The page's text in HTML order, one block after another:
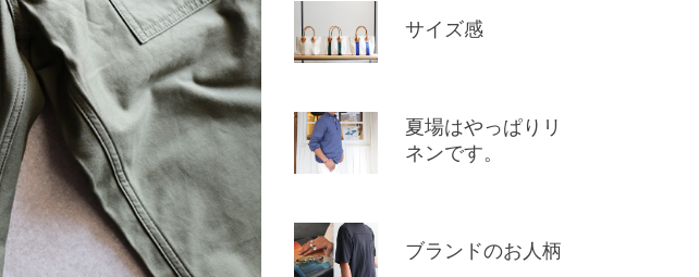
サイズ感
夏場はやっぱりリ
ネンです。
ブランドのお人柄